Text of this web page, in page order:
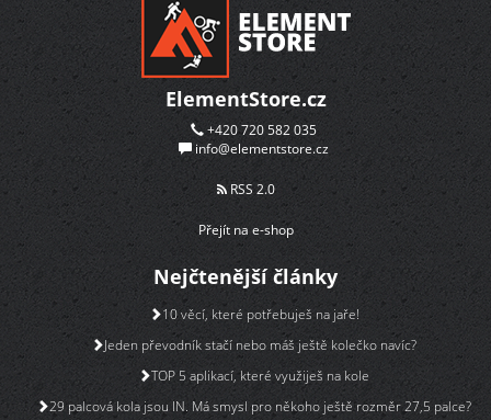
ElementStore.cz
+420 720 582 035
info@elementstore.cz
RSS 2.0
Přejít na e-shop
Nejčtenější články
10 věcí, které potřebuješ na jaře!
Jeden převodník stačí nebo máš ještě kolečko navíc?
TOP 5 aplikací, které využiješ na kole
29 palcová kola jsou IN. Má smysl pro někoho ještě rozměr 27,5 palce?